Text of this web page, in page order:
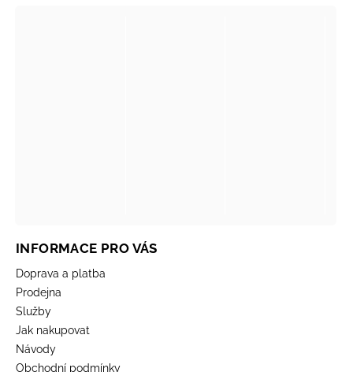
INFORMACE PRO VÁS
Doprava a platba
Prodejna
Služby
Jak nakupovat
Návody
Obchodní podmínky